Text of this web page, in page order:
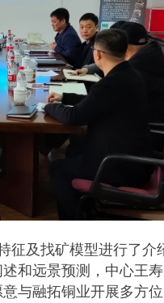
征及找矿模型进行了介
和远景预测，中心王
与融拓铜业开展多方